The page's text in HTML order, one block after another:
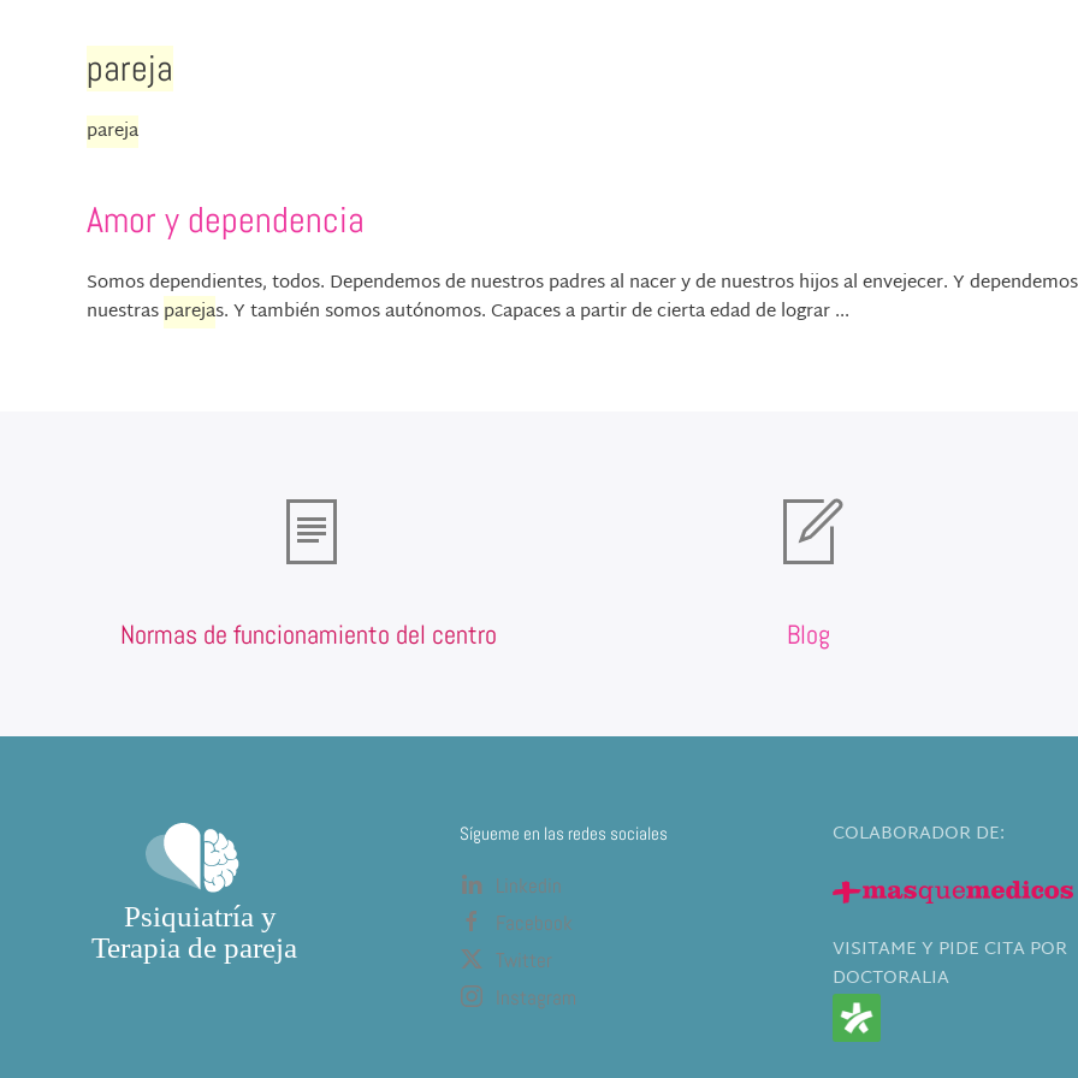
pareja
pareja
Amor y dependencia
Somos dependientes, todos. Dependemos de nuestros padres al nacer y de nuestros hijos al envejecer. Y
nuestrasparejas. Y también somos autónomos. Capaces a partir de cierta edad de lograr ...
Normas de funcionamiento del centro Blog
Sígueme en las redes sociales
Linkedin
Facebook
Twitter
Instagram
COLABORADOR DE:
VISITAME Y PIDE CITA POR
DOCTORALIA